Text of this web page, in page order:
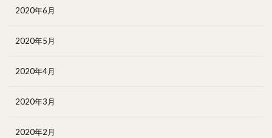
2020年6月
2020年5月
2020年4月
2020年3月
2020年2月